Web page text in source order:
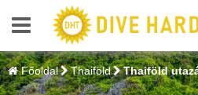
Főoldal Thaiföld Thaiföld